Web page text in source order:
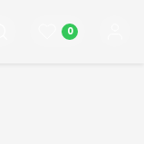
0